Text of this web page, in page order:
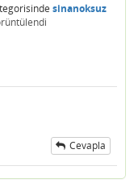
sinanoksuz
Cevapla